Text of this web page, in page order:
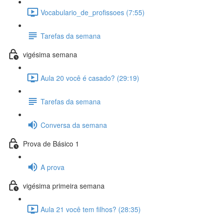
Vocabulario_de_profissoes (7:55)
Tarefas da semana
vigésima semana
Aula 20 você é casado? (29:19)
Tarefas da semana
Conversa da semana
Prova de Básico 1
A prova
vigésima primeira semana
Aula 21 você tem filhos? (28:35)